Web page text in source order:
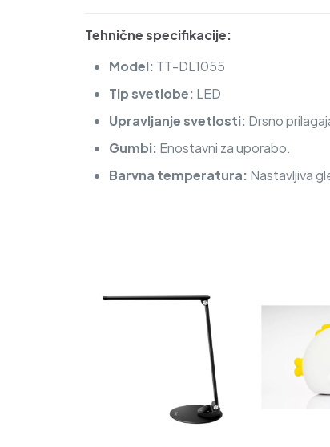
Tehnične specifikacije:
Model: TT-DL1055
Tip svetlobe: LED
Upravljanje svetlosti: Drsno
Gumbi: Enostavni za uporabo.
Barvna temperatura: Nastavljiva